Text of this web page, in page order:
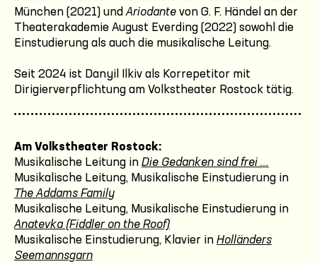
München (2021) undAriodante von G. F. Händel an der
Theaterakademie August Everding (2022) sowohl die
Einstudierung als auch die musikalische Leitung.
Seit 2024 ist Danyil Ilkiv als Korrepetitor mit
Dirigierverpflichtung am Volkstheater Rostock tätig.
Am Volkstheater Rostock:
Musikalische Leitung in Die Gedanken sind frei ...
Musikalische Leitung, Musikalische Einstudierung in
The Addams Family
Musikalische Leitung, Musikalische Einstudierung in
Anatevka (Fiddler on the Roof)
Musikalische Einstudierung, Klavier in Holländers
Seemannsgarn